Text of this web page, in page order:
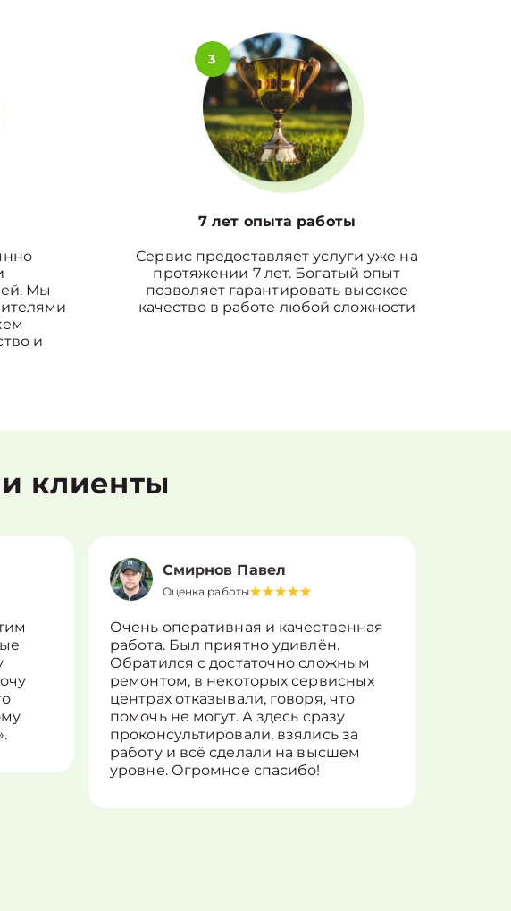
Мы
и
3
7 лет опыта работы
Сервис предоставляет услуги уже на
протяжении 7 лет. Богатый опыт
позволяет гарантировать высокое
качество в работе любой сложности
клиенты
Смирнов Павел
Оценка работы
Очень оперативная и качественная
работа. Был приятно удивлён.
Обратился с достаточно сложным
ремонтом, в некоторых сервисных
центрах отказывали, говоря, что
помочь не могут. А здесь сразу
проконсультировали, взялись за
работу и всё сделали на высшем
уровне. Огромное спасибо!